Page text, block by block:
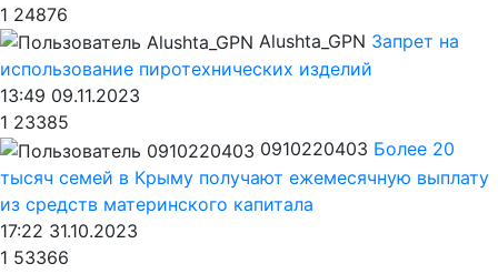
1 24876
Alushta_GPN Запрет на
использование пиротехнических изделий
13:49 09.11.2023
1 23385
0910220403 Более 20
тысяч семей в Крыму получают ежемесячную выплату
из средств материнского капитала
17:22 31.10.2023
1 53366